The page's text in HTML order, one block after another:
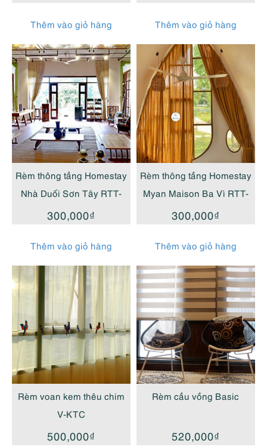
Thêm vào giỏ hàng Thêm vào giỏ hàng
Rèm thông tầng Homestay
Nhà Duối Sơn Tây RTT-
HST
300,000₫
Thêm vào giỏ hàng
Rèm thông tầng Homestay
Myan Maison Ba Vì RTT-
HBV
300,000₫
Thêm vào giỏ hàng
Rèm voan kem thêu chim
V-KTC
500,000₫
Rèm cầu vồng Basic
520,000₫